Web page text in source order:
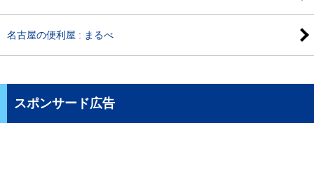
名古屋の便利屋 : まるべ
スポンサード広告